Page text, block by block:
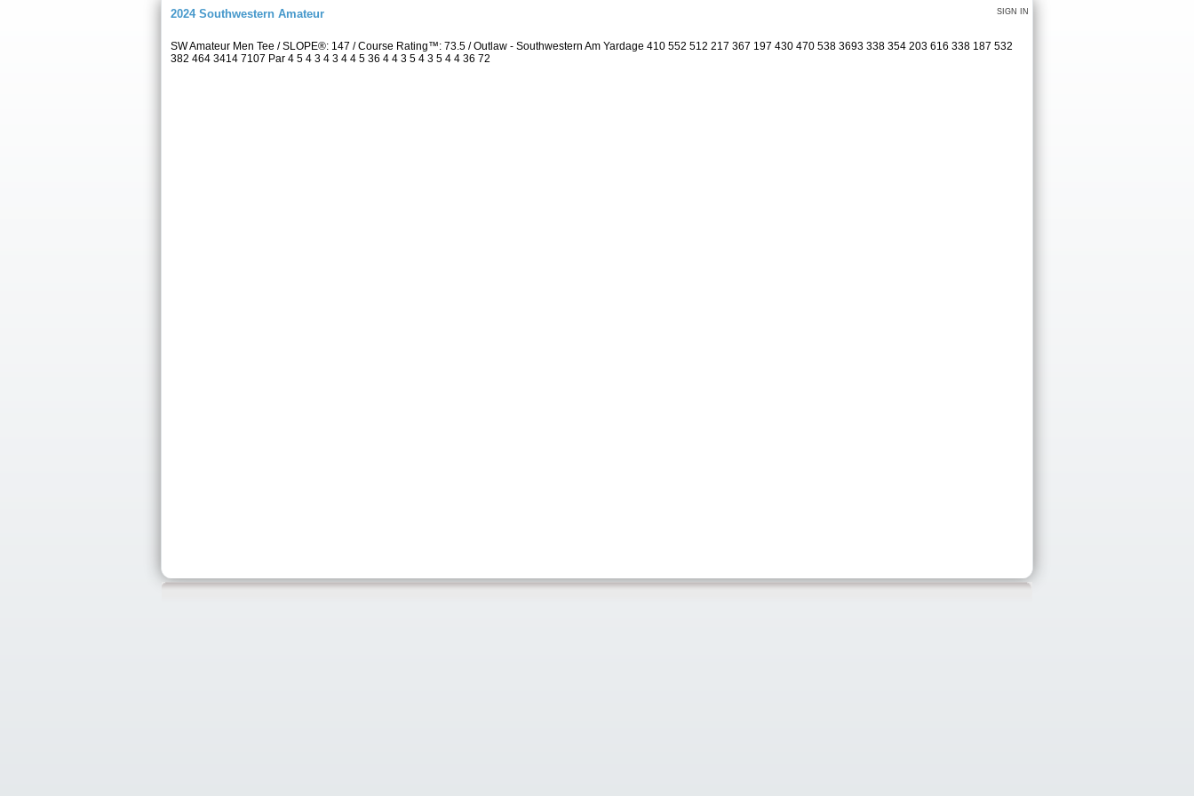
SIGN IN
2024 Southwestern Amateur
SW Amateur Men Tee / SLOPE®: 147 / Course Rating™: 73.5 / Outlaw - Southwestern Am Yardage 410 552 512 217 367 197 430 470 538 3693 338 354 203 616 338 187 532
382 464 3414 7107 Par 4 5 4 3 4 3 4 4 5 36 4 4 3 5 4 3 5 4 4 36 72